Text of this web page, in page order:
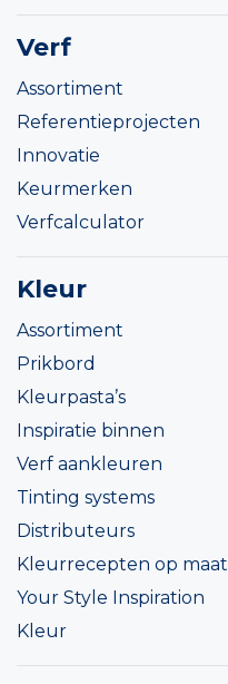
Verf
Assortiment
Referentieprojecten
Innovatie
Keurmerken
Verfcalculator
Kleur
Assortiment
Prikbord
Kleurpasta’s
Inspiratie binnen
Verf aankleuren
Tinting systems
Distributeurs
Kleurrecepten op maat
Your Style Inspiration
Kleur